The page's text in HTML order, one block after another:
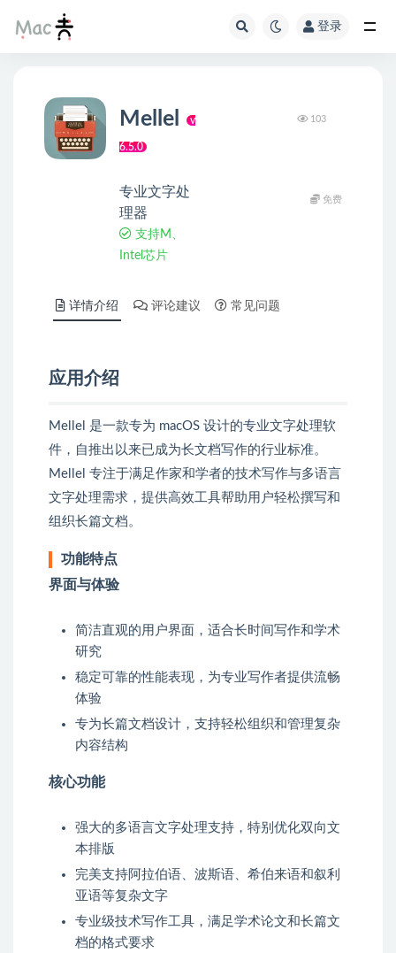
登录
Mellel v
6.5.0
专业文字处
理器
支持M、
Intel芯片
103
免费
详情介绍 评论建议 常见问题
应用介绍
Mellel 是一款专为 macOS 设计的专业文字处理软
件，自推出以来已成为长文档写作的行业标准。
Mellel 专注于满足作家和学者的技术写作与多语言
文字处理需求，提供高效工具帮助用户轻松撰写和
组织长篇文档。
功能特点
界面与体验
简洁直观的用户界面，适合长时间写作和学术
研究
稳定可靠的性能表现，为专业写作者提供流畅
体验
专为长篇文档设计，支持轻松组织和管理复杂
内容结构
核心功能
强大的多语言文字处理支持，特别优化双向文
本排版
完美支持阿拉伯语、波斯语、希伯来语和叙利
亚语等复杂文字
专业级技术写作工具，满足学术论文和长篇文
档的格式要求